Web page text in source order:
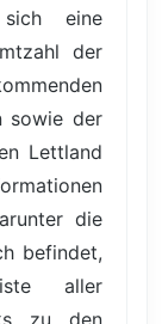
eine
der
sowie der
Lettland
die
befindet,
aller